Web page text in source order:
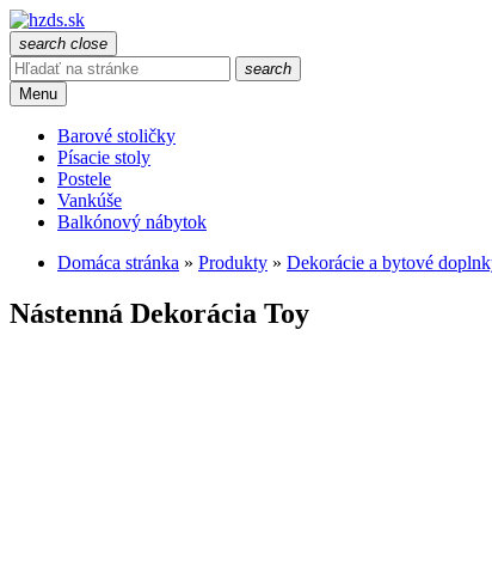
search close
search
Menu
Barové stoličky
Písacie stoly
Postele
Vankúše
Balkónový nábytok
Domáca stránka » Produkty » Dekorácie a bytové
Nástenná Dekorácia Toy